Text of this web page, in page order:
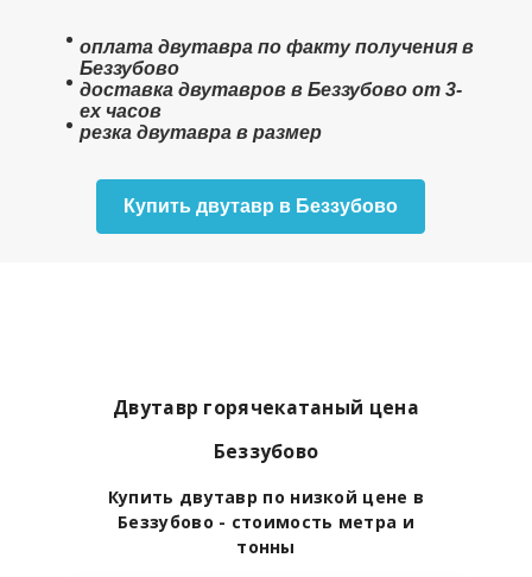
оплата двутавра по факту получения в
Беззубово
доставка двутавров в Беззубово от 3-
ех часов
резка двутавра в размер
Купить двутавр в Беззубово
Двутавр горячекатаный цена
Беззубово
Купить двутавр по низкой цене в
Беззубово - стоимость метра и
тонны